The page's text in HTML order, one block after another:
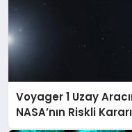
Voyager 1 Uzay
NASA’nın Riskli Kararı